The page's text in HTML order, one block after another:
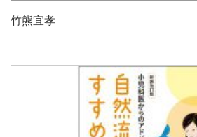
竹熊宜孝